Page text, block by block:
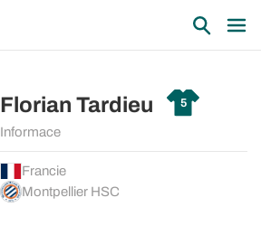
Florian Tardieu 5
Informace
Francie
Montpellier HSC